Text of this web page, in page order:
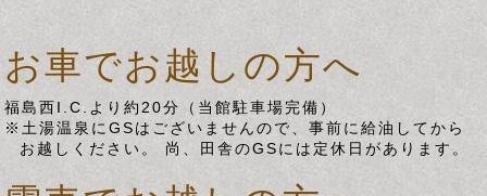
お車でお越しの方へ
福島西I.C.より約20分（当館駐車場完備）
※土湯温泉にGSはございませんので、事前に給油してから
お越しください。 尚、田舎のGSには定休日があります。